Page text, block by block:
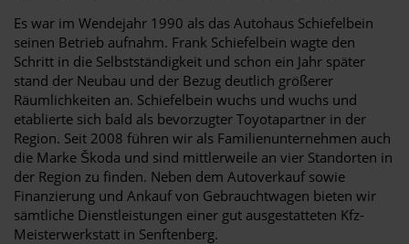
Es war im Wendejahr 1990 als das Autohaus Schiefelbein
seinen Betrieb aufnahm. Frank Schiefelbein wagte den
Schritt in die Selbstständigkeit und schon ein Jahr später
stand der Neubau und der Bezug deutlich größerer
Räumlichkeiten an. Schiefelbein wuchs und wuchs und
etablierte sich bald als bevorzugter Toyotapartner in der
Region. Seit 2008 führen wir als Familienunternehmen auch
die Marke Škoda und sind mittlerweile an vier Standorten in
der Region zu finden. Neben dem Autoverkauf sowie
Finanzierung und Ankauf von Gebrauchtwagen bieten wir
sämtliche Dienstleistungen einer gut ausgestatteten Kfz-
Meisterwerkstatt in Senftenberg.